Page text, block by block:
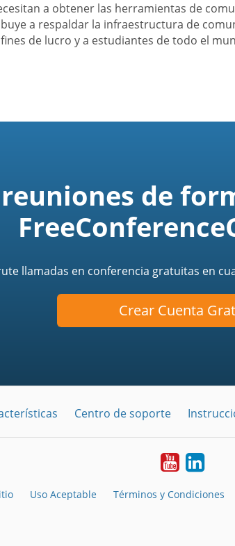
a obtener las herramientas de
a respaldar la infraestructura de
de lucro y a estudiantes de todo el
de
llamadas en conferencia gratuitas en
Crear Cuenta
Centro de soporte
YouTube
Uso Aceptable Términos y Condiciones